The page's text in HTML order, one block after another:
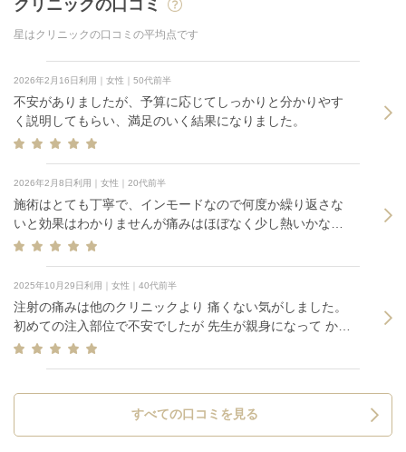
クリニックの口コミ
星はクリニックの口コミの平均点です
2026年2月16日利用｜女性｜50代前半
不安がありましたが、予算に応じてしっかりと分かりやす
く説明してもらい、満足のいく結果になりました。
2026年2月8日利用｜女性｜20代前半
施術はとても丁寧で、インモードなので何度か繰り返さな
いと効果はわかりませんが痛みはほぼなく少し熱いかなく
らいでした！
2025年10月29日利用｜女性｜40代前半
注射の痛みは他のクリニックより 痛くない気がしました。
初めての注入部位で不安でしたが 先生が親身になって かな
り拘ってくれたので大満足です。 またリピートしたいと思
すべての口コミを見る